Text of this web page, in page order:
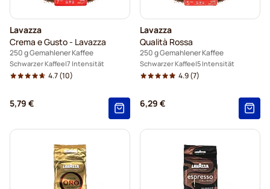
Lavazza
Crema e Gusto - Lavazza
250 g Gemahlener Kaffee
Schwarzer Kaffee 7 Intensität
4.7(10)
5,79 €
Lavazza
Qualità Rossa
250 g Gemahlener Kaffee
Schwarzer Kaffee 5 Intensität
4.9(7)
6,29 €